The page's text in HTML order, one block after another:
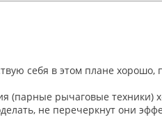
себя в этом плане
(парные рычаговые техники)
не перечеркнут они